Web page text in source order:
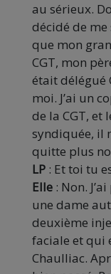
au sérieux.
décidé de me
que mon
CGT, mon
était délégué
moi. J’ai un
de la CGT, et
syndiquée, il
quitte plus
LP : Et toi tu
Elle : Non.
une dame
deuxième
faciale et qui
Chaulliac.